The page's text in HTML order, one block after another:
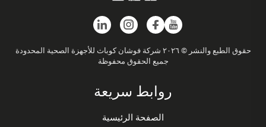
حقوق الطبع والنشر © ٢٠٢٦ شركة فوشان كوباث للأجهزة الصحية المحدودة
جميع الحقوق محفوظة
روابط سريعة
الصفحة الرئيسية